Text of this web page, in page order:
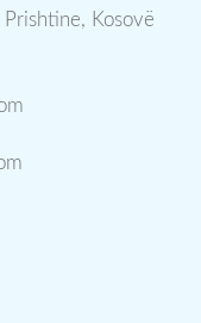
Kosovë